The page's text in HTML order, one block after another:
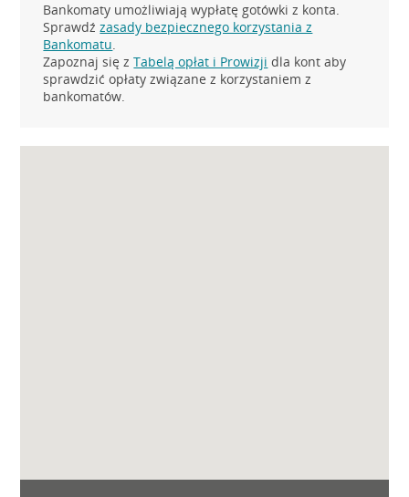
Bankomaty umożliwiają wypłatę gotówki z konta.
Sprawdźzasady bezpiecznego korzystania z
Bankomatu.
Zapoznaj się zTabelą opłat i Prowizji dla kont aby
sprawdzić opłaty związane z korzystaniem z
bankomatów.